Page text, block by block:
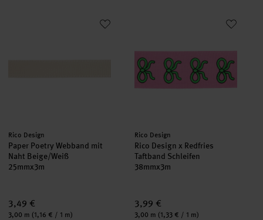
Paper Poetry Webband mit Naht Beige/Weiß
Hersteller:
Rico Design
Paper Poetry Webband mit
Naht Beige/Weiß
25mmx3m
3,49 €
Inhalt:
3,00 m (1,16 € / 1 m)
Rico Design x Redfries
Hersteller:
Rico Design
Rico Design x Redfries
Taftband Schleifen
38mmx3m
3,99 €
Inhalt:
3,00 m (1,33 € / 1 m)